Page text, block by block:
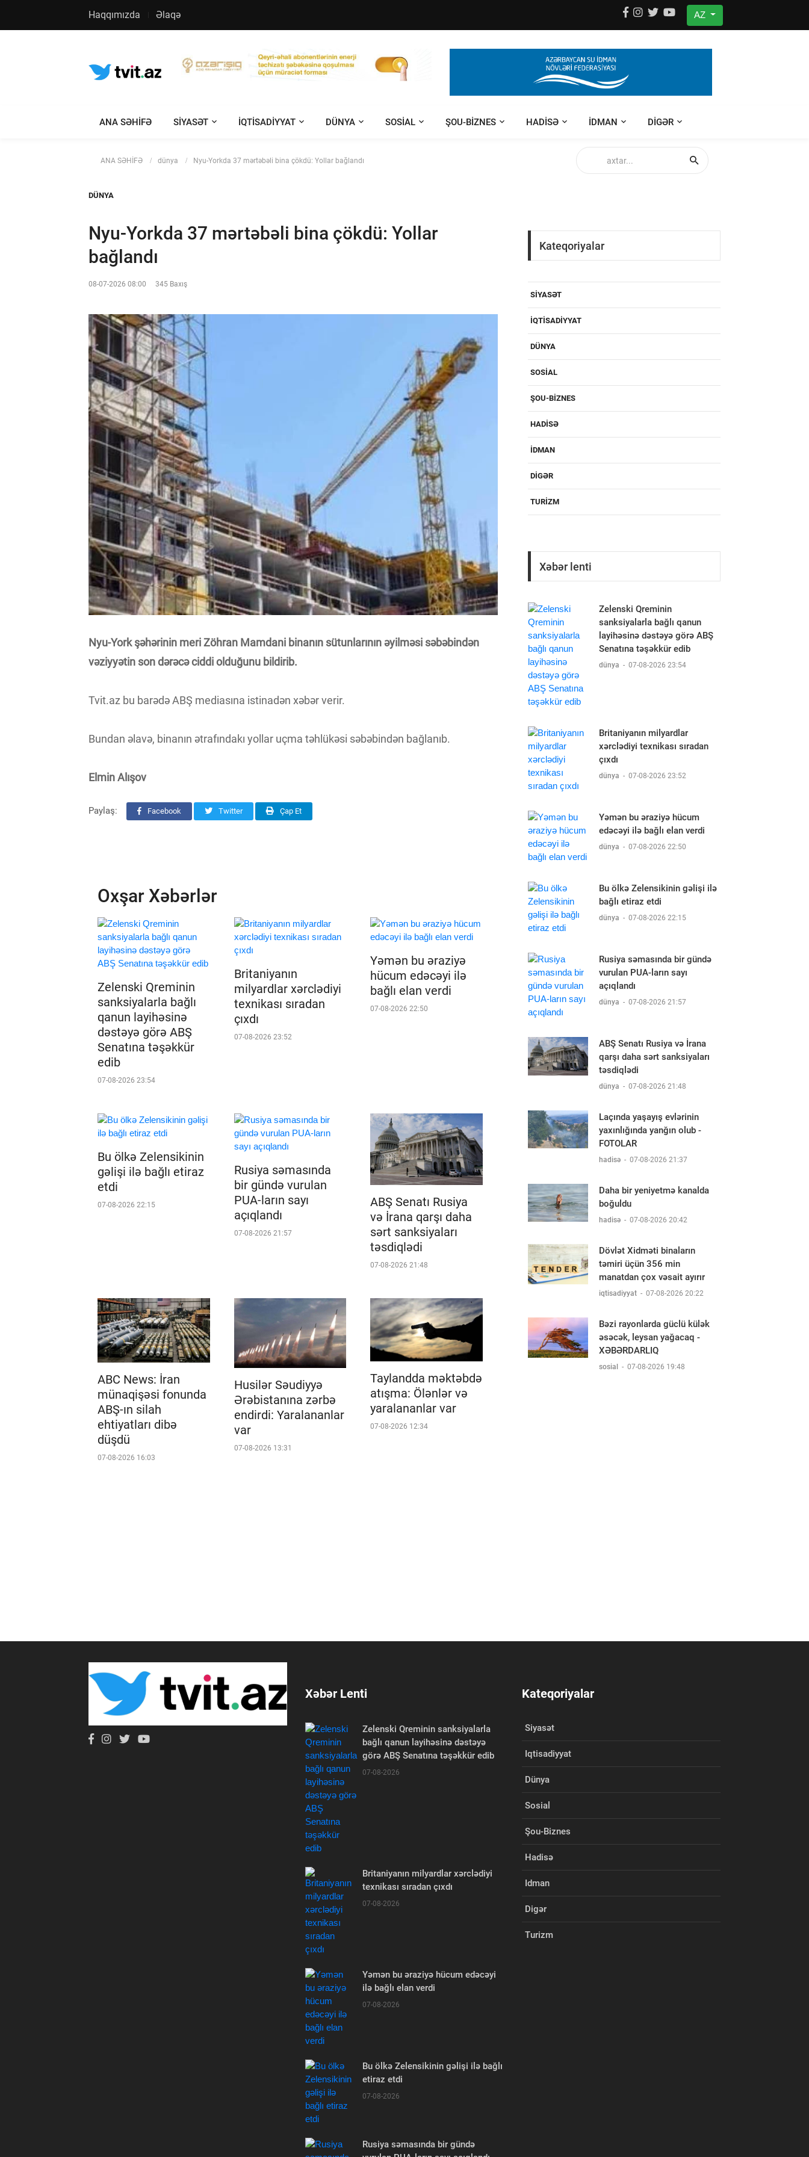
Haqqımızda Əlaqə AZ
ANA SƏHİFƏ SIYASƏT IQTISADIYYAT DÜNYA SOSIAL ŞOU-BIZNES HADISƏ IDMAN DIGƏR
ANA SƏHİFƏ dünya Nyu-Yorkda 37 mərtəbəli bina çökdü: Yollar bağlandı
DÜNYA
Nyu-Yorkda 37 mərtəbəli bina çökdü: Yollar
bağlandı
08-07-2026 08:00 345 Baxış
Nyu-York şəhərinin meri Zöhran Mamdani binanın sütunlarının əyilməsi səbəbindən
vəziyyətin son dərəcə ciddi olduğunu bildirib.
Tvit.az bu barədə ABŞ mediasına istinadən xəbər verir.
Bundan əlavə, binanın ətrafındakı yollar uçma təhlükəsi səbəbindən bağlanıb.
Elmin Alışov
Paylaş: Facebook Twitter Çap Et
Oxşar Xəbərlər
Zelenski Qreminin
sanksiyalarla bağlı
qanun layihəsinə
dəstəyə görə ABŞ
Senatına təşəkkür
edib
07-08-2026 23:54
Britaniyanın
milyardlar xərclədiyi
texnikası sıradan
çıxdı
07-08-2026 23:52
Yəmən bu əraziyə
hücum edəcəyi ilə
bağlı elan verdi
07-08-2026 22:50
Bu ölkə Zelensikinin
gəlişi ilə bağlı etiraz
etdi
07-08-2026 22:15
Rusiya səmasında
bir gündə vurulan
PUA-ların sayı
açıqlandı
07-08-2026 21:57
ABŞ Senatı Rusiya
və İrana qarşı daha
sərt sanksiyaları
təsdiqlədi
07-08-2026 21:48
ABC News: İran
münaqişəsi fonunda
ABŞ-ın silah
ehtiyatları dibə
düşdü
07-08-2026 16:03
Husilər Səudiyyə
Ərəbistanına zərbə
endirdi: Yaralananlar
var
07-08-2026 13:31
Taylandda məktəbdə
atışma: Ölənlər və
yaralananlar var
07-08-2026 12:34
Kateqoriyalar
SIYASƏT
IQTISADIYYAT
DÜNYA
SOSIAL
ŞOU-BIZNES
HADISƏ
IDMAN
DIGƏR
TURIZM
Xəbər lenti
Zelenski Qreminin
sanksiyalarla bağlı qanun
layihəsinə dəstəyə görə ABŞ
Senatına təşəkkür edib
dünya - 07-08-2026 23:54
Britaniyanın milyardlar
xərclədiyi texnikası sıradan
çıxdı
dünya - 07-08-2026 23:52
Yəmən bu əraziyə hücum
edəcəyi ilə bağlı elan verdi
dünya - 07-08-2026 22:50
Bu ölkə Zelensikinin gəlişi ilə
bağlı etiraz etdi
dünya - 07-08-2026 22:15
Rusiya səmasında bir gündə
vurulan PUA-ların sayı
açıqlandı
dünya - 07-08-2026 21:57
ABŞ Senatı Rusiya və İrana
qarşı daha sərt sanksiyaları
təsdiqlədi
dünya - 07-08-2026 21:48
Laçında yaşayış evlərinin
yaxınlığında yanğın olub -
FOTOLAR
hadisə - 07-08-2026 21:37
Daha bir yeniyetmə kanalda
boğuldu
hadisə - 07-08-2026 20:42
Dövlət Xidməti binaların
təmiri üçün 356 min
manatdan çox vəsait ayırır
iqtisadiyyat - 07-08-2026 20:22
Bəzi rayonlarda güclü külək
əsəcək, leysan yağacaq -
XƏBƏRDARLIQ
sosial - 07-08-2026 19:48
Xəbər Lenti
Zelenski Qreminin sanksiyalarla
bağlı qanun layihəsinə dəstəyə
görə ABŞ Senatına təşəkkür edib
07-08-2026
Britaniyanın milyardlar xərclədiyi
texnikası sıradan çıxdı
07-08-2026
Yəmən bu əraziyə hücum edəcəyi
ilə bağlı elan verdi
07-08-2026
Bu ölkə Zelensikinin gəlişi ilə bağlı
etiraz etdi
07-08-2026
Rusiya səmasında bir gündə
Kateqoriyalar
Siyasət
Iqtisadiyyat
Dünya
Sosial
Şou-Biznes
Hadisə
Idman
Digər
Turizm